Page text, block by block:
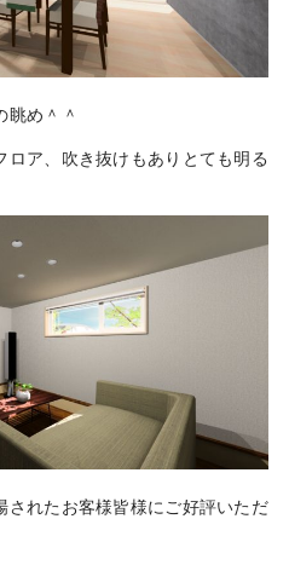
眺め＾＾
ア、吹き抜けもありとても明る
されたお客様皆様にご好評いただ